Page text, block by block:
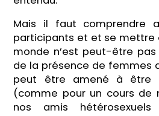
Mais il faut comprendre
participants et et se mettre
monde n’est peut-être pas
de la présence de femmes
peut être amené à être
(comme pour un cours de
nos amis